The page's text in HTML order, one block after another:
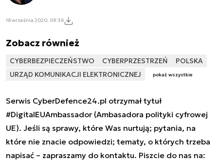
18 września 2020, 09:36
Zobacz również
CYBERBEZPIECZEŃSTWO CYBERPRZESTRZEŃ
POLSKA
URZĄD KOMUNIKACJI ELEKTRONICZNEJ
pokaż wszystkie
Serwis CyberDefence24.pl otrzymał tytuł
#DigitalEUAmbassador (Ambasadora polityki cyfrowej
UE). Jeśli są sprawy, które Was nurtują; pytania, na
które nie znacie odpowiedzi; tematy, o których trzeba
napisać – zapraszamy do kontaktu. Piszcie do nas na: